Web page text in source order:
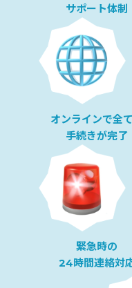
サポート体制
オンラインで全
手続きが完了
緊急時の
24時間連絡対